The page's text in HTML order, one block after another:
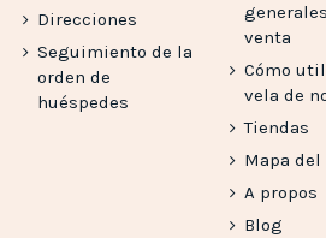
Direcciones
Seguimiento de la
orden de
huéspedes
venta
Cómo
vela de
Tiendas
Mapa
A propos
Blog